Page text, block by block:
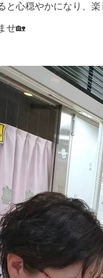
心穏やかになり、
せ🏡